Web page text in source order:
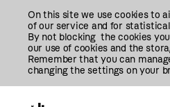
On this site we use cookies to
of our service and for
By not blocking the cookies
our use of cookies and the
Remember that you can
changing the settings on your